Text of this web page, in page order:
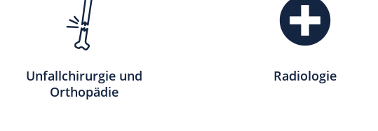
Unfallchirurgie und
Orthopädie
Radiologie